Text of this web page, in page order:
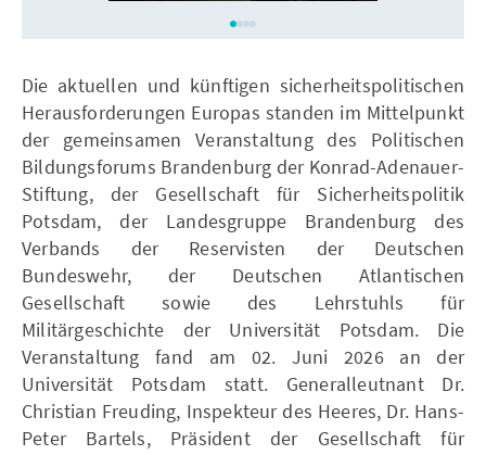
Die aktuellen und künftigen sicherheitspolitischen
Herausforderungen Europas standen im Mittelpunkt
der gemeinsamen Veranstaltung des Politischen
Bildungsforums Brandenburg der Konrad-Adenauer-
Stiftung, der Gesellschaft für Sicherheitspolitik
Potsdam, der Landesgruppe Brandenburg des
Verbands der Reservisten der Deutschen
Bundeswehr, der Deutschen Atlantischen
Gesellschaft sowie des Lehrstuhls für
Militärgeschichte der Universität Potsdam. Die
Veranstaltung fand am 02. Juni 2026 an der
Universität Potsdam statt. Generalleutnant Dr.
Christian Freuding, Inspekteur des Heeres, Dr. Hans-
Peter Bartels, Präsident der Gesellschaft für